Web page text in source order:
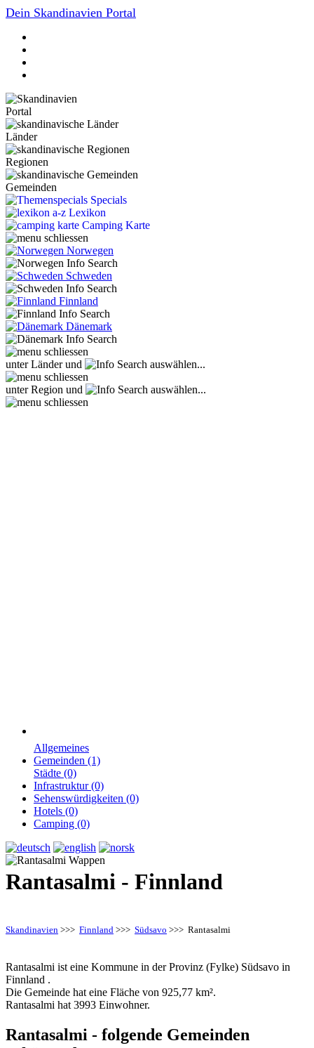
Dein Skandinavien Portal
Portal
Länder
Regionen
Gemeinden
Specials
Lexikon
Camping Karte
Norwegen
Schweden
Finnland
Dänemark
unter Länder und auswählen...
unter Region und auswählen...
Allgemeines
Gemeinden (1)
Städte (0)
Infrastruktur (0)
Sehenswürdigkeiten (0)
Hotels (0)
Camping (0)
Rantasalmi - Finnland
Skandinavien >>> Finnland >>> Südsavo >>> Rantasalmi
Rantasalmi ist eine Kommune in der Provinz (Fylke) Südsavo in
Finnland .
Die Gemeinde hat eine Fläche von 925,77 km².
Rantasalmi hat 3993 Einwohner.
Rantasalmi - folgende Gemeinden